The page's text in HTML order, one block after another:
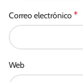
Correo electrónico*
Web